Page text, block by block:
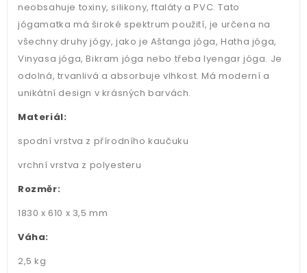
neobsahuje toxiny, silikony, ftaláty a PVC. Tato
jógamatka má široké spektrum použití, je určena na
všechny druhy jógy, jako je Aštanga jóga, Hatha jóga,
Vinyasa jóga, Bikram jóga nebo třeba Iyengar jóga. Je
odolná, trvanlivá a absorbuje vlhkost. Má moderní a
unikátní design v krásných barvách.
Materiál:
spodní vrstva z přírodního kaučuku
vrchní vrstva z polyesteru
Rozměr:
1830 x 610 x 3,5 mm
Váha:
2,5 kg